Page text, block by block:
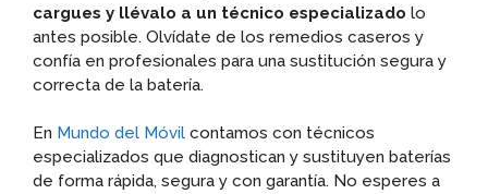
cargues y llévalo a un técnico especializado lo
antes posible. Olvídate de los remedios caseros y
confía en profesionales para una sustitución segura y
correcta de la batería.
En Mundo del Móvil contamos con técnicos
especializados que diagnostican y sustituyen baterías
de forma rápida, segura y con garantía. No esperes a